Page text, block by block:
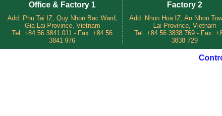
Office & Factory 1
Add: Phu Tai IZ, Quy Nhon Bac Ward,
Gia Lai Province, Vietnam
Tel: +84 56 3841 011 - Fax: +84 56
3841 976
Factory 2
Add: Nhon Hoa IZ, An Nhon
Lai Province, Vietnam
Tel: +84 56 3838 769 - Fax:
3838 729